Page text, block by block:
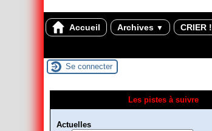
Accueil Archives ▼ CRIER !
Se connecter
Les pistes à suivre
Actuelles